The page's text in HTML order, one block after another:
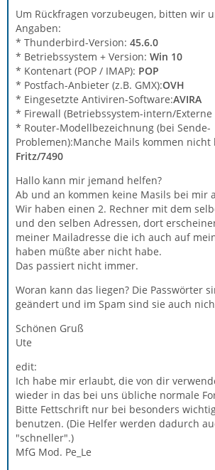
Um Rückfragen vorzubeugen, bitten wir
Angaben:
* Thunderbird-Version: 45.6.0
* Betriebssystem + Version: Win 10
* Kontenart (POP / IMAP): POP
* Postfach-Anbieter (z.B. GMX):OVH
* Eingesetzte Antiviren-Software:AVIRA
* Firewall (Betriebssystem-intern/Externe
* Router-Modellbezeichnung (bei Sende-
Problemen):Manche Mails kommen nicht
Fritz/7490
Hallo kann mir jemand helfen?
Ab und an kommen keine Masils bei mir
Wir haben einen 2. Rechner mit dem
und den selben Adressen, dort
meiner Mailadresse die ich auch auf
haben müßte aber nicht habe.
Das passiert nicht immer.
Woran kann das liegen? Die Passwörter
geändert und im Spam sind sie auch
Schönen Gruß
Ute
edit:
Ich habe mir erlaubt, die von dir
wieder in das bei uns übliche normale
Bitte Fettschrift nur bei besonders
benutzen. (Die Helfer werden dadurch
"schneller".)
MfG Mod. Pe_Le